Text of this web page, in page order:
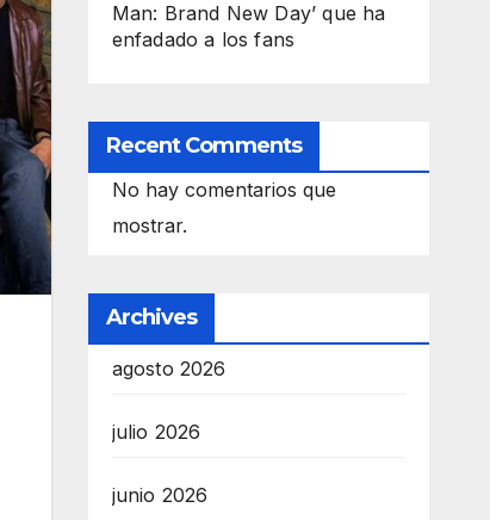
Man: Brand New Day’ que ha
enfadado a los fans
Recent Comments
No hay comentarios que
mostrar.
Archives
agosto 2026
julio 2026
junio 2026